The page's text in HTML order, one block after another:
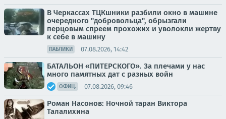
В Черкассах ТЦКшники разбили окно в машине
очередного "добровольца", обрызгали
перцовым спреем прохожих и уволокли жертву
к себе в машину
ПАБЛИКИ 07.08.2026, 14:42
БАТАЛЬОН «ПИТЕРСКОГО». За плечами у нас
много памятных дат с разных войн
ОФИЦ. 07.08.2026, 09:46
Роман Насонов: Ночной таран Виктора
Талалихина